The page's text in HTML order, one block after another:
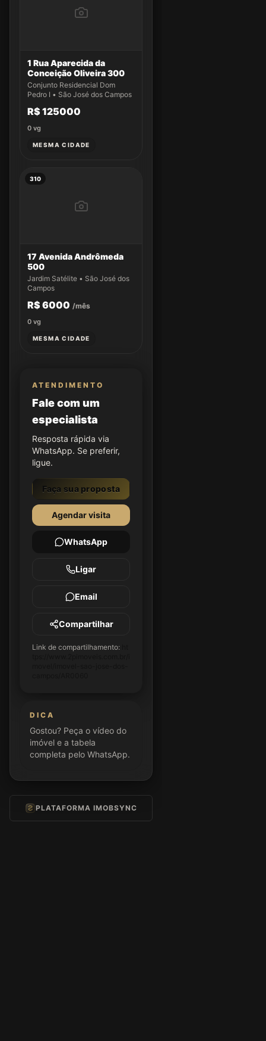
1 Rua Aparecida da
Conceição Oliveira 300
Conjunto Residencial Dom
Pedro I • São José dos Campos
R$ 125000
0 vg
MESMA CIDADE
310
17 Avenida Andrômeda
500
Jardim Satélite • São José dos
Campos
R$ 6000 /mês
0 vg
MESMA CIDADE
ATENDIMENTO
Fale com um
especialista
Resposta rápida via
WhatsApp. Se preferir,
ligue.
Faça sua proposta
Agendar visita
WhatsApp
Ligar
Email
Compartilhar
Link de compartilhamento:
DICA
Gostou? Peça o vídeo do
imóvel e a tabela
completa pelo WhatsApp.
PLATAFORMA IMOBSYNC